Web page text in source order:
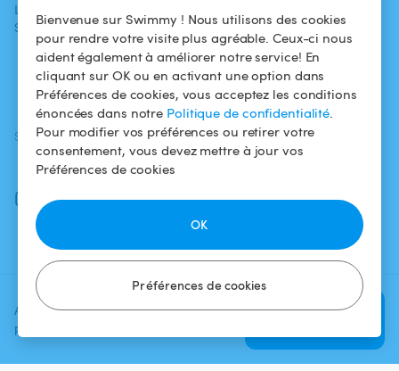
Bienvenue sur Swimmy ! Nous utilisons des cookies
pour rendre votre visite plus agréable. Ceux-ci nous
aident également à améliorer notre service! En
cliquant sur OK ou en activant une option dans
Préférences de cookies, vous acceptez les conditions
énoncées dans notre Politique de confidentialité.
Pour modifier vos préférences ou retirer votre
consentement, vous devez mettre à jour vos
Préférences de cookies
Préférences de cookies
OK
Ajoutez une date et un créneau
pour voir le prix
Vérifier la
L'aventure
Swimmy
Louer ma piscine
Comment ça
marche ?
confidentialité
Mentions légales
SUIVEZ-NOUS
Facebook
Instagram
TÉLÉCHARGEZ L'APP